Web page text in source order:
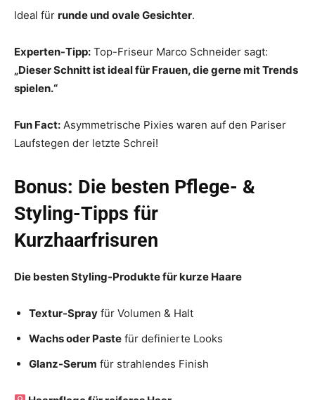
Ideal für runde und ovale Gesichter.
Experten-Tipp: Top-Friseur Marco Schneider sagt:
„Dieser Schnitt ist ideal für Frauen, die gerne mit Trends
spielen.“
Fun Fact: Asymmetrische Pixies waren auf den Pariser
Laufstegen der letzte Schrei!
Bonus: Die besten Pflege- &
Styling-Tipps für
Kurzhaarfrisuren
Die besten Styling-Produkte für kurze Haare
Textur-Spray für Volumen & Halt
Wachs oder Paste für definierte Looks
Glanz-Serum für strahlendes Finish